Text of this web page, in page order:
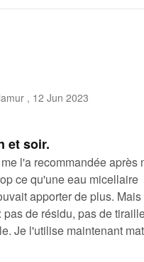
, 12 Jun 2023
et soir.
l'a recommandée après
ce qu'une eau micellaire
apporter de plus.
de résidu, pas de
Je l'utilise maintenant